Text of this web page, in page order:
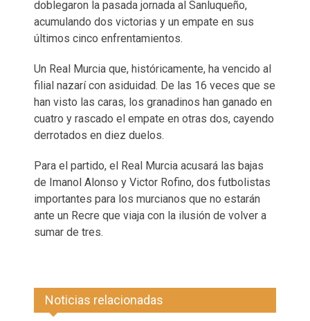
doblegaron la pasada jornada al Sanluqueño,
acumulando dos victorias y un empate en sus
últimos cinco enfrentamientos.
Un Real Murcia que, históricamente, ha vencido al
filial nazarí con asiduidad. De las 16 veces que se
han visto las caras, los granadinos han ganado en
cuatro y rascado el empate en otras dos, cayendo
derrotados en diez duelos.
Para el partido, el Real Murcia acusará las bajas
de Imanol Alonso y Victor Rofino, dos futbolistas
importantes para los murcianos que no estarán
ante un Recre que viaja con la ilusión de volver a
sumar de tres.
Noticias relacionadas